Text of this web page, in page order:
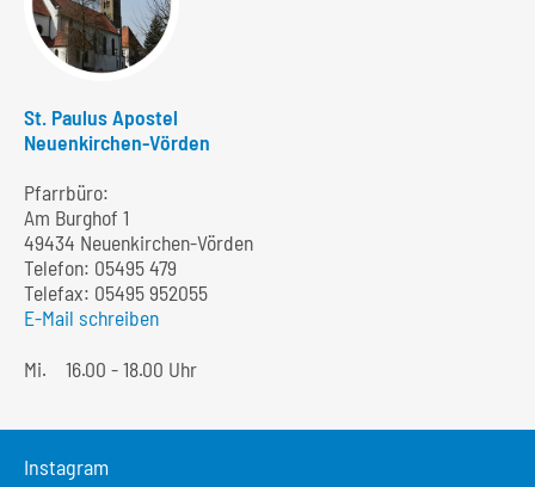
St. Paulus Apostel
Neuenkirchen-Vörden
Pfarrbüro:
Am Burghof 1
49434 Neuenkirchen-Vörden
Telefon: 05495 479
Telefax: 05495 952055
E-Mail schreiben
Mi.
16.00 - 18.00 Uhr
Instagram